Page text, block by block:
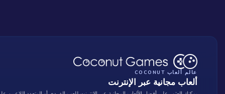
عالم ألعاب COCONUT
ألعاب مجانية عبر الإنترنت